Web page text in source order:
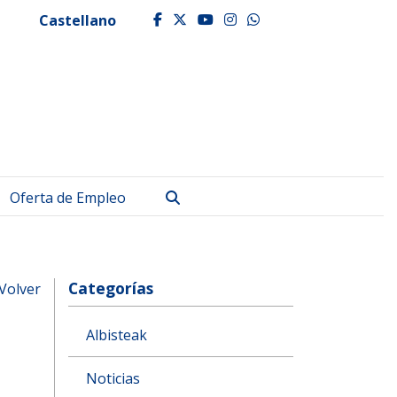
Castellano facebook
twitter
youtube
instagram
whatsapp
Oferta de Empleo
Categorías
Albisteak
Noticias